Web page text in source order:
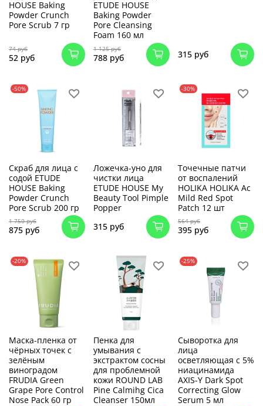
HOUSE Baking
Powder Crunch
Pore Scrub 7 гр
74 руб
52 руб
ETUDE HOUSE
Baking Powder
Pore Cleansing
Foam 160 мл
1 125 руб
788 руб 315 руб
-50%
Скраб для лица с
содой ETUDE
HOUSE Baking
Powder Crunch
Pore Scrub 200 гр
1 750 руб
875 руб
Ложечка-уно для
чистки лица
ETUDE HOUSE My
Beauty Tool Pimple
Popper
315 руб
-30%
Точечные патчи
от воспалений
HOLIKA HOLIKA Ac
Mild Red Spot
Patch 12 шт
564 руб
395 руб
-20%
Маска-пленка от
чёрных точек с
зелёным
виноградом
FRUDIA Green
Grape Pore Control
Nose Pack 60 гр
Пенка для
умывания с
экстрактом сосны
для проблемной
кожи ROUND LAB
Pine Calmihg Cica
Cleanser 150мл
-25%
Сыворотка для
лица
осветляющая с 5%
ниацинамида
AXIS-Y Dark Spot
Correcting Glow
Serum 5 мл